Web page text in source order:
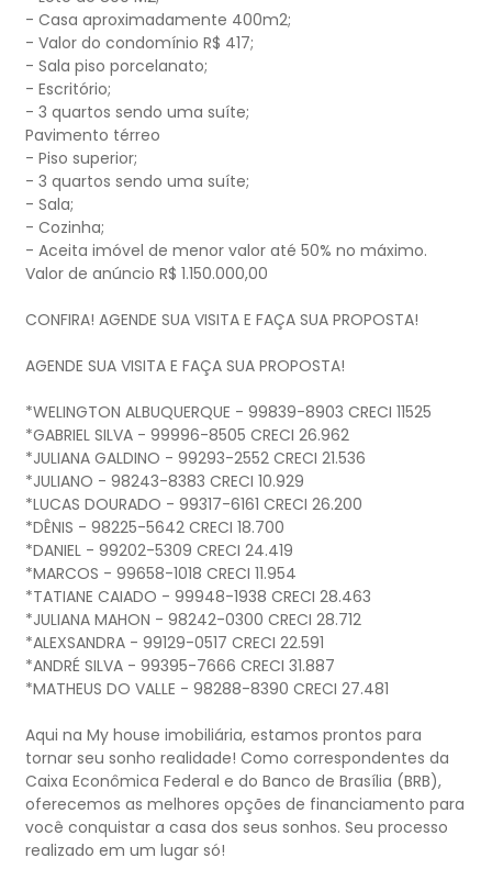
- Casa aproximadamente 400m2;
- Valor do condomínio R$ 417;
- Sala piso porcelanato;
- Escritório;
- 3 quartos sendo uma suíte;
Pavimento térreo
- Piso superior;
- 3 quartos sendo uma suíte;
- Sala;
- Cozinha;
- Aceita imóvel de menor valor até 50% no máximo.
Valor de anúncio R$ 1.150.000,00
CONFIRA! AGENDE SUA VISITA E FAÇA SUA PROPOSTA!
AGENDE SUA VISITA E FAÇA SUA PROPOSTA!
*WELINGTON ALBUQUERQUE - 99839-8903 CRECI 11525
*GABRIEL SILVA - 99996-8505 CRECI 26.962
*JULIANA GALDINO - 99293-2552 CRECI 21.536
*JULIANO - 98243-8383 CRECI 10.929
*LUCAS DOURADO - 99317-6161 CRECI 26.200
*DÊNIS - 98225-5642 CRECI 18.700
*DANIEL - 99202-5309 CRECI 24.419
*MARCOS - 99658-1018 CRECI 11.954
*TATIANE CAIADO - 99948-1938 CRECI 28.463
*JULIANA MAHON - 98242-0300 CRECI 28.712
*ALEXSANDRA - 99129-0517 CRECI 22.591
*ANDRÉ SILVA - 99395-7666 CRECI 31.887
*MATHEUS DO VALLE - 98288-8390 CRECI 27.481
Aqui na My house imobiliária, estamos prontos para
tornar seu sonho realidade! Como correspondentes da
Caixa Econômica Federal e do Banco de Brasília (BRB),
oferecemos as melhores opções de financiamento para
você conquistar a casa dos seus sonhos. Seu processo